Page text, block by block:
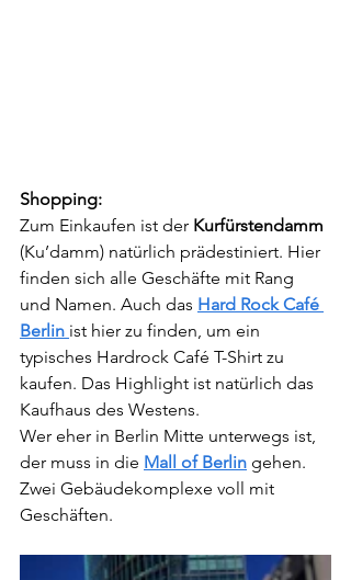
Shopping:
Zum Einkaufen ist der Kurfürstendamm
(Ku’damm) natürlich prädestiniert. Hier
finden sich alle Geschäfte mit Rang
und Namen. Auch das Hard Rock Café
Berlin ist hier zu finden, um ein
typisches Hardrock Café T-Shirt zu
kaufen. Das Highlight ist natürlich das
Kaufhaus des Westens.
Wer eher in Berlin Mitte unterwegs ist,
der muss in die Mall of Berlin gehen.
Zwei Gebäudekomplexe voll mit
Geschäften.